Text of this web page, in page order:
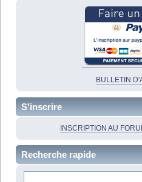
BULLETIN
S'inscrire
INSCRIPTION AU
Recherche rapide